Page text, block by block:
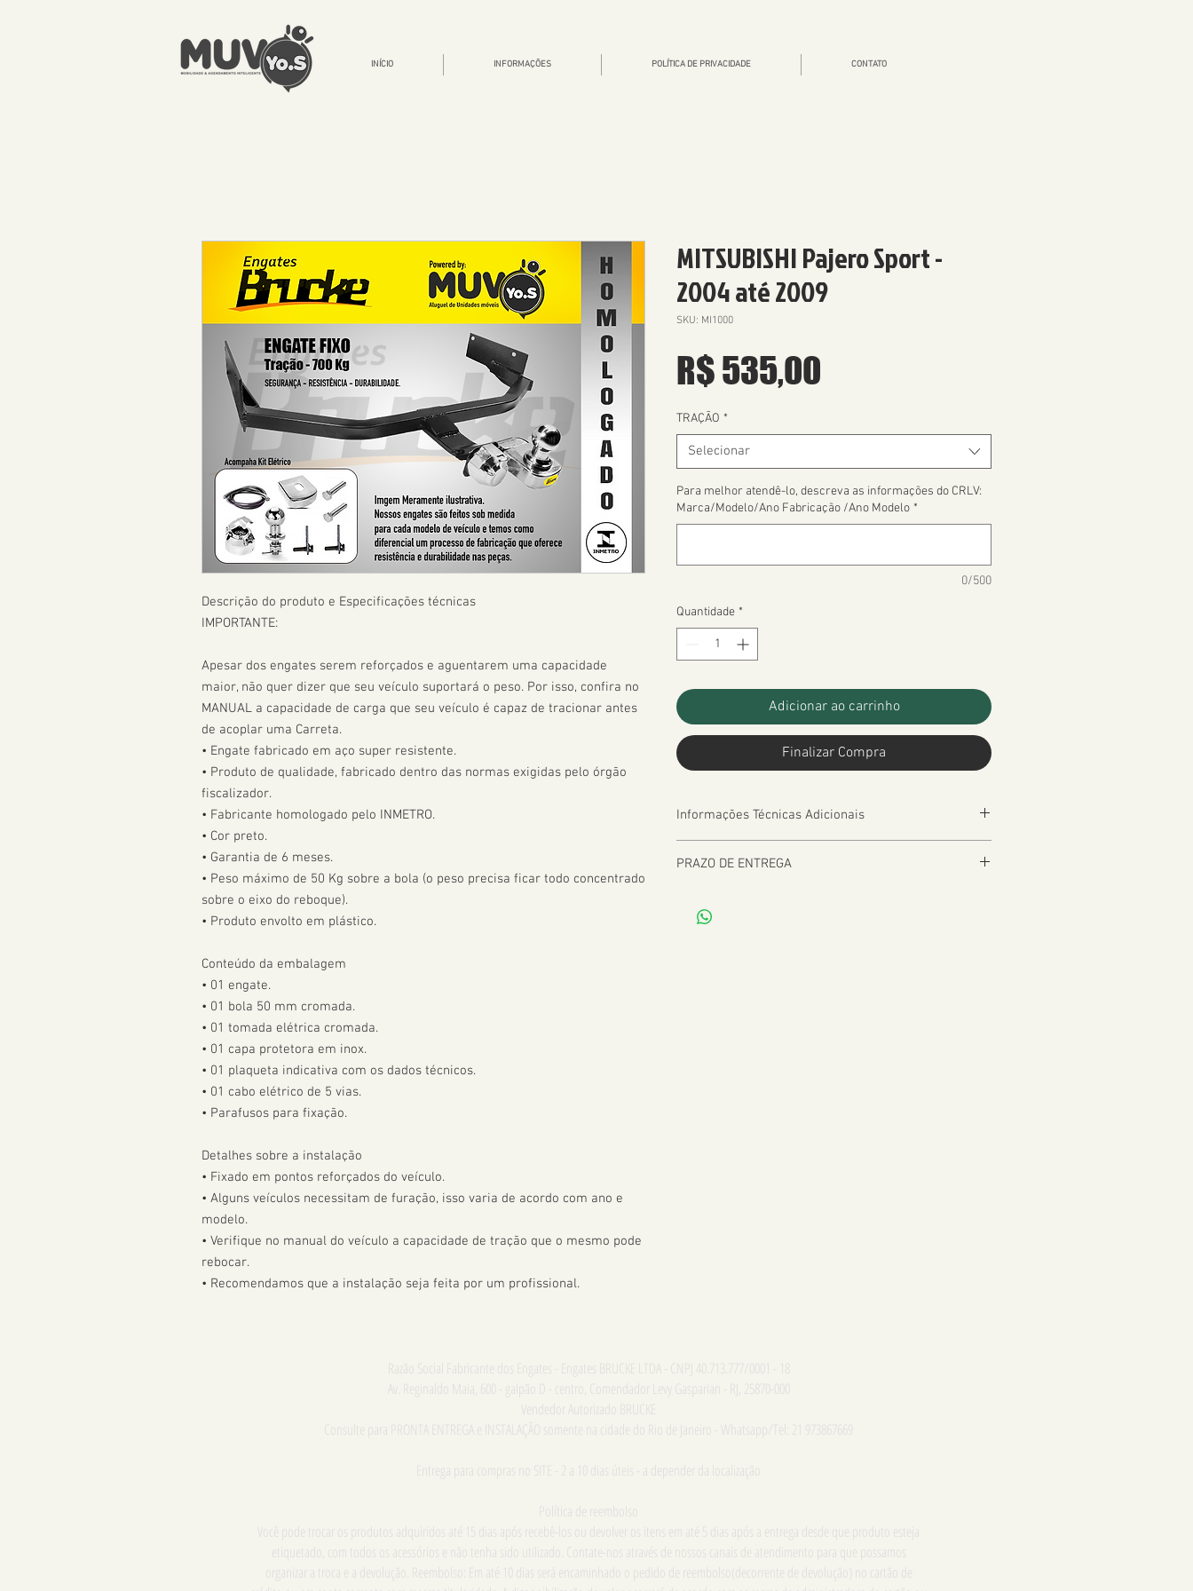
INÍCIO INFORMAÇÕES POLÍTICA DE PRIVACIDADE CONTATO
Descrição do produto e Especificações técnicas
IMPORTANTE:
Apesar dos engates serem reforçados e aguentarem uma capacidade
maior, não quer dizer que seu veículo suportará o peso. Por isso, confira no
MANUAL a capacidade de carga que seu veículo é capaz de tracionar antes
de acoplar uma Carreta.
• Engate fabricado em aço super resistente.
• Produto de qualidade, fabricado dentro das normas exigidas pelo órgão
fiscalizador.
• Fabricante homologado pelo INMETRO.
• Cor preto.
• Garantia de 6 meses.
• Peso máximo de 50 Kg sobre a bola (o peso precisa ficar todo concentrado
sobre o eixo do reboque).
• Produto envolto em plástico.
Conteúdo da embalagem
• 01 engate.
• 01 bola 50 mm cromada.
• 01 tomada elétrica cromada.
• 01 capa protetora em inox.
• 01 plaqueta indicativa com os dados técnicos.
• 01 cabo elétrico de 5 vias.
• Parafusos para fixação.
Detalhes sobre a instalação
• Fixado em pontos reforçados do veículo.
• Alguns veículos necessitam de furação, isso varia de acordo com ano e
modelo.
• Verifique no manual do veículo a capacidade de tração que o mesmo pode
rebocar.
• Recomendamos que a instalação seja feita por um profissional.
MITSUBISHI Pajero Sport -
2004 até 2009
SKU: MI1000
R$ 535,00
TRAÇÃO *
Selecionar
Para melhor atendê-lo, descreva as informações do CRLV:
Marca/Modelo/Ano Fabricação /Ano Modelo *
0/500
Quantidade *
Adicionar ao carrinho
Finalizar Compra
Informações Técnicas Adicionais
PRAZO DE ENTREGA
Razão Social Fabricante dos Engates - Engates BRUCKE LTDA - CNPJ 40.713.777/0001 - 18
Av. Reginaldo Maia, 600 - galpão D - centro, Comendador Levy Gasparian - RJ, 25870-000
Vendedor Autorizado BRUCKE
Consulte para PRONTA ENTREGA e INSTALAÇÃO somente na cidade do Rio de Janeiro - Whatsapp/Tel: 21 973867669
Entrega para compras no SITE - 2 a 10 dias úteis - a depender da localização
Política de reembolso
Você pode trocar os produtos adquiridos até 15 dias após recebê-los ou devolver os itens em até 5 dias após a entrega desde que produto esteja
etiquetado, com todos os acessórios e não tenha sido utilizado. Contate-nos através de nossos canais de atendimento para que possamos
organizar a troca e a devolução. Reembolso: Em até 10 dias será encaminhado o pedido de reembolso(decorrente de devolução) no cartão de